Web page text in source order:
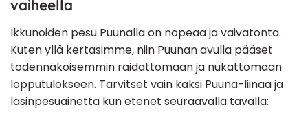
vaiheella
Ikkunoiden pesu Puunalla on nopeaa ja vaivatonta.
Kuten yllä kertasimme, niin Puunan avulla pääset
todennäköisemmin raidattomaan ja nukattomaan
lopputulokseen. Tarvitset vain kaksi Puuna-liinaa ja
lasinpesuainetta kun etenet seuraavalla tavalla: